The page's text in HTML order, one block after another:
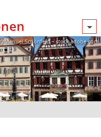
Schönfeld – stock.adobe.com